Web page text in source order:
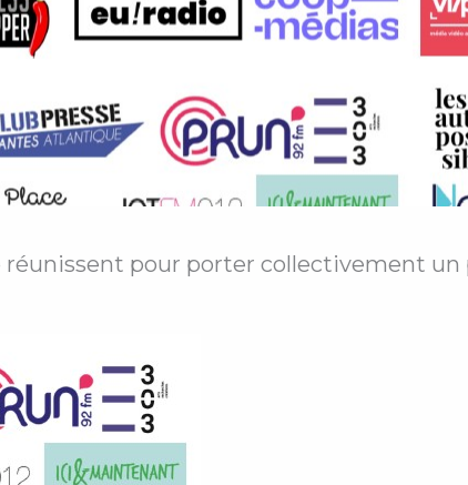
pour porter collectivement un